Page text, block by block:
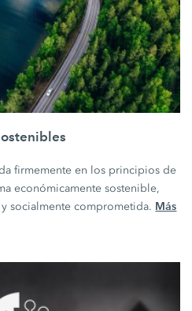
firmemente en los principios de
económicamente sostenible,
socialmente comprometida. Más